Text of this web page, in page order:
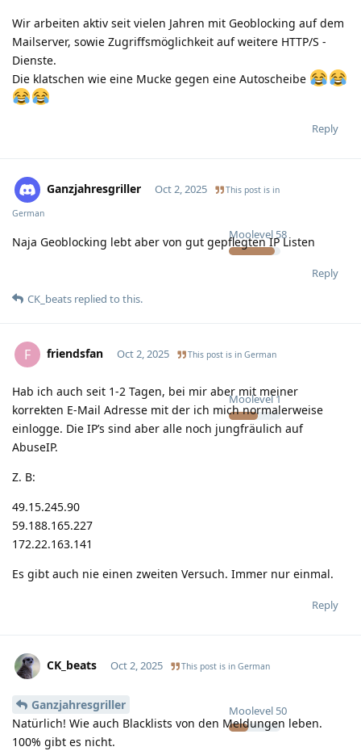
Wir arbeiten aktiv seit vielen Jahren mit Geoblocking auf dem
Mailserver, sowie Zugriffsmöglichkeit auf weitere HTTP/S -
Dienste.
Die klatschen wie eine Mucke gegen eine Autoscheibe
Reply
Ganzjahresgriller
Moolevel 58
Oct 2, 2025 This post is in
German
Naja Geoblocking lebt aber von gut gepflegten IP Listen
Reply
CK_beats replied to this.
F friendsfan
Moolevel 1
Oct 2, 2025 This post is in German
Hab ich auch seit 1-2 Tagen, bei mir aber mit meiner
korrekten E-Mail Adresse mit der ich mich normalerweise
einlogge. Die IP’s sind aber alle noch jungfräulich auf
AbuseIP.
Z. B:
49.15.245.90
59.188.165.227
172.22.163.141
Es gibt auch nie einen zweiten Versuch. Immer nur einmal.
Reply
CK_beats
Moolevel 50
Oct 2, 2025 This post is in German
Ganzjahresgriller
Natürlich! Wie auch Blacklists von den Meldungen leben.
100% gibt es nicht.